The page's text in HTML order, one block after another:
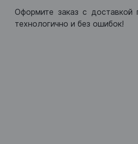
Оформите заказ с
технологично и без ошибок!